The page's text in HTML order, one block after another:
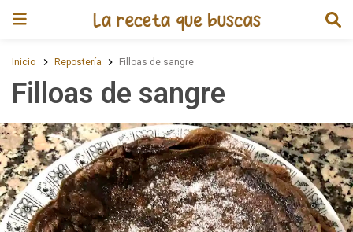
Inicio Repostería Filloas de sangre
Filloas de sangre